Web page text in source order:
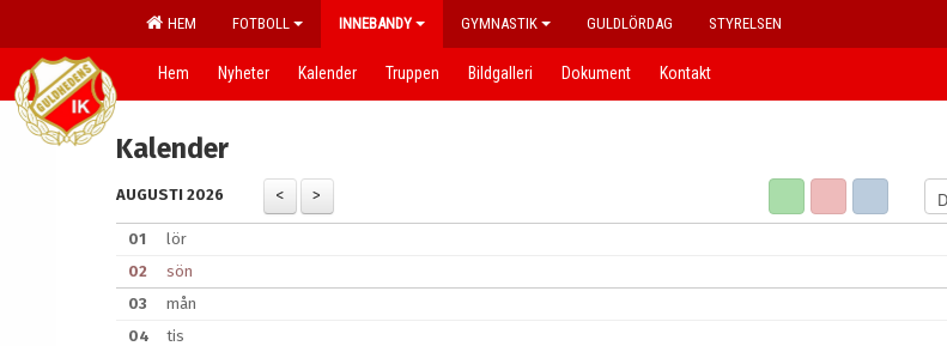
HEM FOTBOLL INNEBANDY GYMNASTIK GULDLÖRDAG STYRELSEN
Hem Nyheter Kalender Truppen Bildgalleri Dokument Kontakt
Kalender
AUGUSTI 2026
01
lör
02
sön
03
mån
04
tis